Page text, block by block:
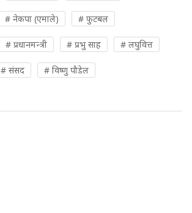
# नेकपा (एमाले) # फुटबल
# प्रधानमन्त्री # प्रभु साह # लघुवित्त
# संसद # विष्णु पौडेल